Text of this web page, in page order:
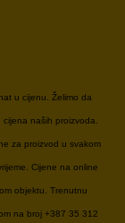
u cijenu. Želimo da
naših proizvoda.
za proizvod u svakom
Cijene na online
objektu. Trenutnu
na broj +387 35 312